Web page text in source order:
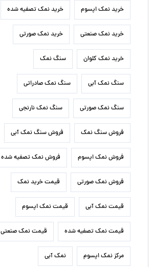
خرید نمک اپسوم خرید نمک تصفیه شده
خرید نمک صنعتی خرید نمک صورتی
خرید نمک کلوان سنگ نمک
سنگ نمک آبی سنگ نمک صادراتی
سنگ نمک صورتی سنگ نمک نارنجی
فروش سنگ نمک فروش سنگ نمک آبی
فروش نمک اپسوم فروش نمک تصفیه شده
فروش نمک صورتی قیمت خرید نمک
قیمت نمک آبی قیمت نمک اپسوم
قیمت نمک تصفیه شده قیمت نمک صنعتی
مرکز نمک اپسوم نمک آبی